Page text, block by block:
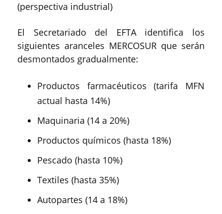
(perspectiva industrial)
El Secretariado del EFTA identifica los
siguientes aranceles MERCOSUR que serán
desmontados gradualmente:
Productos farmacéuticos (tarifa MFN
actual hasta 14%)
Maquinaria (14 a 20%)
Productos químicos (hasta 18%)
Pescado (hasta 10%)
Textiles (hasta 35%)
Autopartes (14 a 18%)